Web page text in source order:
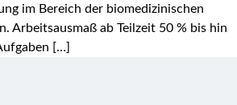
im Bereich der biomedizinischen
Arbeitsausmaß ab Teilzeit 50 % bis hin
[…]